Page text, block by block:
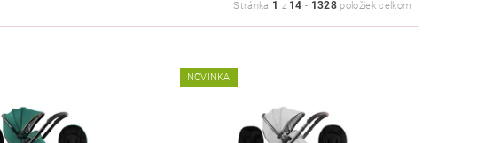
Stránka 1 z 14 - 1328 položiek celkom
NOVINKA